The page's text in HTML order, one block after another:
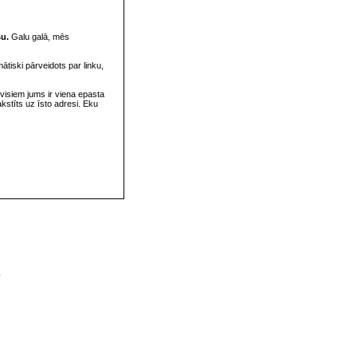
Galu galā, mēs
pārveidots par linku,
jums ir viena epasta
uz īsto adresi. Eku